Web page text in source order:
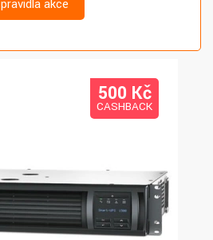
pravidla akce
500 Kč
CASHBACK